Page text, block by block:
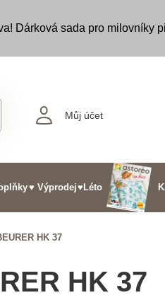
Dárková sada pro milovníky
Můj účet
♥ Výprodej♥Léto
HK 37
HK 37